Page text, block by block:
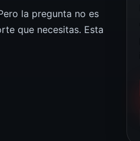
la pregunta no es
que necesitas. Esta